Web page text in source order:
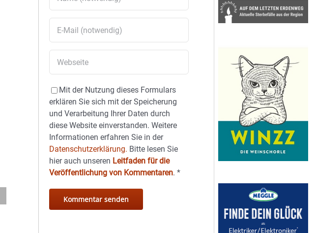
Mit der Nutzung dieses Formulars
erklären Sie sich mit der Speicherung
und Verarbeitung Ihrer Daten durch
diese Website einverstanden. Weitere
Informationen erfahren Sie in der
Datenschutzerklärung. Bitte lesen Sie
hier auch unseren Leitfaden für die
Veröffentlichung von Kommentaren.*